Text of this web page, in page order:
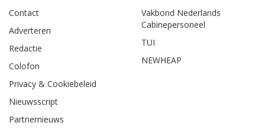
Contact
Adverteren
Redactie
Colofon
Privacy & Cookiebeleid
Nieuwsscript
Partnernieuws
Vakbond Nederlands
Cabinepersoneel
TUI
NEWHEAP